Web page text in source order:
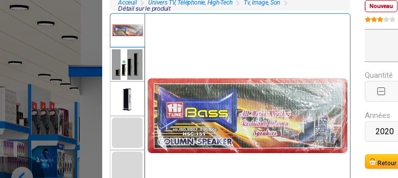
Acceuil Univers TV, Téléphonie, High-Tech Tv, Image, Son
Détail sur le produit Nouveau
Quantité
Années
Retour